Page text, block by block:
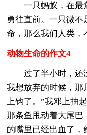
一只蚂蚁，在最
勇往直前。一只微
命，那么我们人类，
动物生命的作文4
过了半小时，还
我想放弃的时候，那
上钩了。”我邓上抽
那条鱼甩动着大尾巴
的嘴里已经出血了